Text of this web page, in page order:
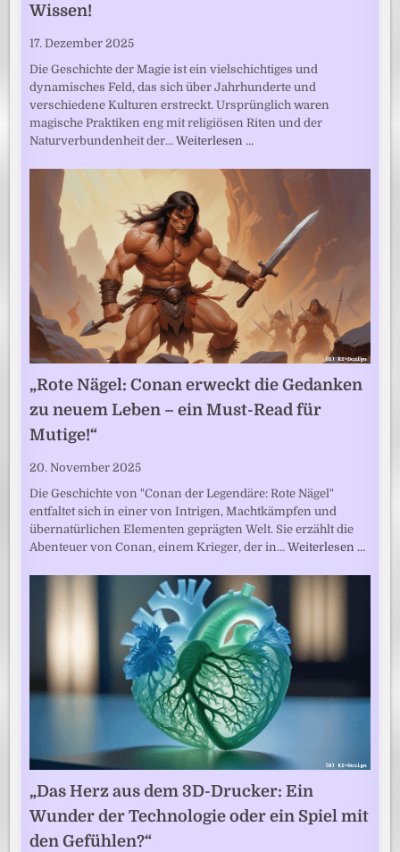
Wissen!
17. Dezember 2025
Die Geschichte der Magie ist ein vielschichtiges und
dynamisches Feld, das sich über Jahrhunderte und
verschiedene Kulturen erstreckt. Ursprünglich waren
magische Praktiken eng mit religiösen Riten und der
Naturverbundenheit der…Weiterlesen …
„Rote Nägel: Conan erweckt die Gedanken
zu neuem Leben – ein Must-Read für
Mutige!“
20. November 2025
Die Geschichte von "Conan der Legendäre: Rote Nägel"
entfaltet sich in einer von Intrigen, Machtkämpfen und
übernatürlichen Elementen geprägten Welt. Sie erzählt die
Abenteuer von Conan, einem Krieger, der in…Weiterlesen …
„Das Herz aus dem 3D-Drucker: Ein
Wunder der Technologie oder ein Spiel mit
den Gefühlen?“